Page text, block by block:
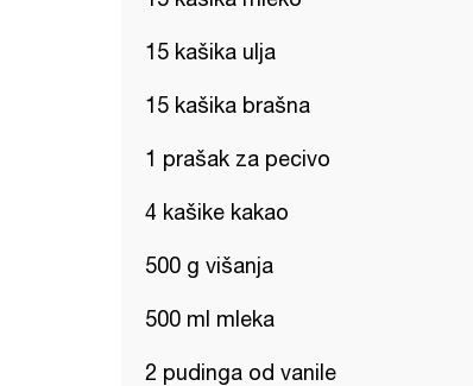
15 kašika ulja
15 kašika brašna
1 prašak za pecivo
4 kašike kakao
500 g višanja
500 ml mleka
2 pudinga od vanile